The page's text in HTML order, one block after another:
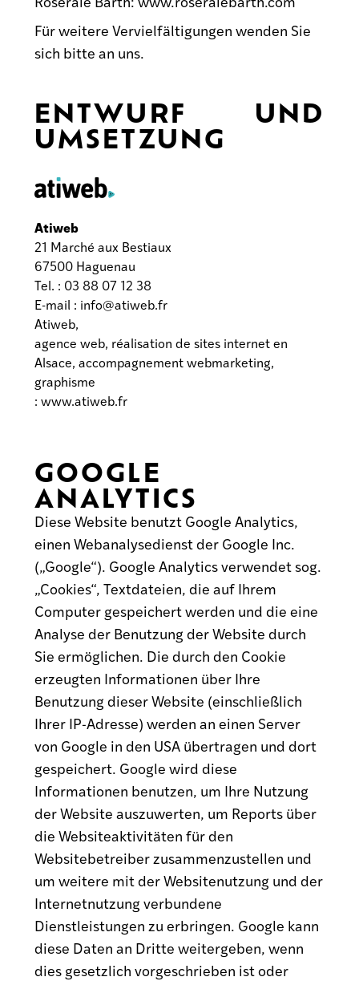
Für weitere Vervielfältigungen wenden Sie
sich bitte an uns.
ENTWURF UND
UMSETZUNG
Atiweb
21 Marché aux Bestiaux
67500 Haguenau
Tel. : 03 88 07 12 38
E-mail : info@atiweb.fr
Atiweb,
agence web, réalisation de sites internet en
Alsace, accompagnement webmarketing,
graphisme
: www.atiweb.fr
GOOGLE
ANALYTICS
Diese Website benutzt Google Analytics,
einen Webanalysedienst der Google Inc.
(„Google“). Google Analytics verwendet sog.
„Cookies“, Textdateien, die auf Ihrem
Computer gespeichert werden und die eine
Analyse der Benutzung der Website durch
Sie ermöglichen. Die durch den Cookie
erzeugten Informationen über Ihre
Benutzung dieser Website (einschließlich
Ihrer IP-Adresse) werden an einen Server
von Google in den USA übertragen und dort
gespeichert. Google wird diese
Informationen benutzen, um Ihre Nutzung
der Website auszuwerten, um Reports über
die Websiteaktivitäten für den
Websitebetreiber zusammenzustellen und
um weitere mit der Websitenutzung und der
Internetnutzung verbundene
Dienstleistungen zu erbringen. Google kann
diese Daten an Dritte weitergeben, wenn
dies gesetzlich vorgeschrieben ist oder